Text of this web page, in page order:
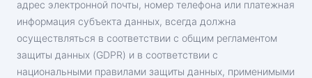
адрес электронной почты, номер телефона или платежная
информация субъекта данных, всегда должна
осуществляться в соответствии с общим регламентом
защиты данных (GDPR) и в соответствии с
национальными правилами защиты данных, применимыми